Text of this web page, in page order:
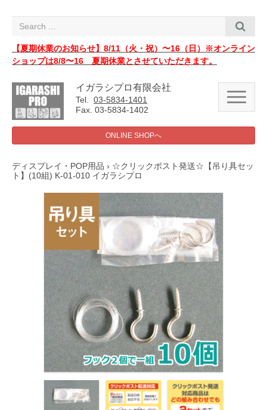
i
【夏期休業のお知らせ】8/11（火・祝）〜16（日）※オンライン
ショップは8/8〜16 夏期休業とさせていただきます。
イガラシプロ有限会社
Tel. 03-5834-1401
Fax. 03-5834-1402
N
a
v
o
ONLINE SHOPへ
ディスプレイ・POP用品 › ☆クリックポスト発送☆【吊り具セッ
ト】(10組) K-01-010 イガラシプロ